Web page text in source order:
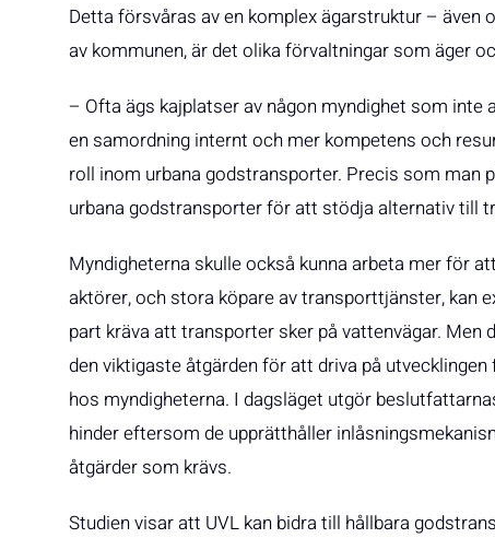
Detta försvåras av en komplex ägarstruktur – även
av kommunen, är det olika förvaltningar som äger
– Ofta ägs kajplatser av någon myndighet som inte
en samordning internt och mer kompetens och
roll inom urbana godstransporter. Precis som
urbana godstransporter för att stödja alternativ till
Myndigheterna skulle också kunna arbeta mer för
aktörer, och stora köpare av transporttjänster, kan
part kräva att transporter sker på vattenvägar. Men
den viktigaste åtgärden för att driva på
hos myndigheterna. I dagsläget utgör
hinder eftersom de upprätthåller
åtgärder som krävs.
Studien visar att UVL kan bidra till hållbara